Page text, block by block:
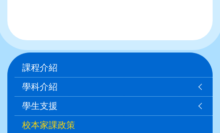
Main
navigation
課程介紹
學科介紹
學生支援
校本家課政策